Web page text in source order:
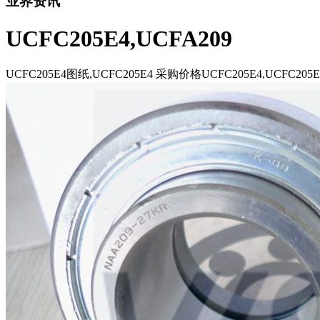
UCFC205E4,UCFA209
UCFC205E4图纸,UCFC205E4 采购价格